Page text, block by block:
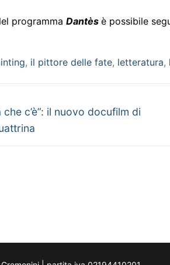
programma Dantès è possibile
, il pittore delle fate, letteratura,
che c’è”: il nuovo docufilm di